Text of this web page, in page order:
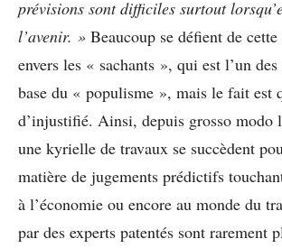
prévisions sont difficiles surtout
l’avenir. » Beaucoup se défient de
envers les « sachants », qui est l’un
base du « populisme », mais le fait est
d’injustifié. Ainsi, depuis grosso modo
une kyrielle de travaux se succèdent
matière de jugements prédictifs
à l’économie ou encore au monde du
par des experts patentés sont rarement